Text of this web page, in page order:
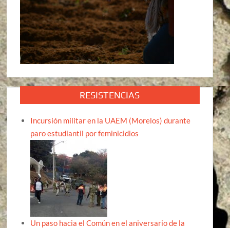
RESISTENCIAS
Incursión militar en la UAEM (Morelos) durante
paro estudiantil por feminicidios
Un paso hacia el Común en el aniversario de la